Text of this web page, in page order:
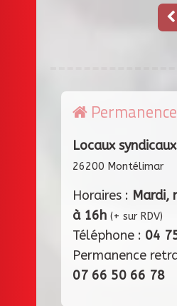
Locaux
26200 Montélimar
Horaires : Mardi,
à 16h (+ sur RDV)
Téléphone : 04
Permanence
07 66 50 66 78